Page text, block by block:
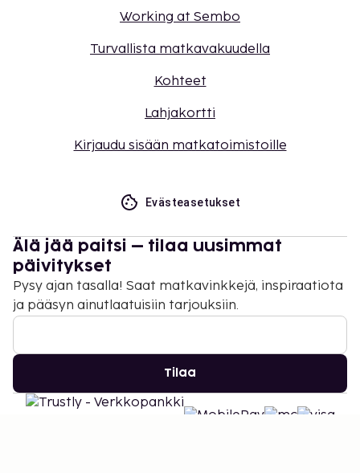
Working at Sembo
Turvallista matkavakuudella
Kohteet
Lahjakortti
Kirjaudu sisään matkatoimistoille
Evästeasetukset
Älä jää paitsi – tilaa uusimmat
päivitykset
Pysy ajan tasalla! Saat matkavinkkejä, inspiraatiota
ja pääsyn ainutlaatuisiin tarjouksiin.
Tilaa